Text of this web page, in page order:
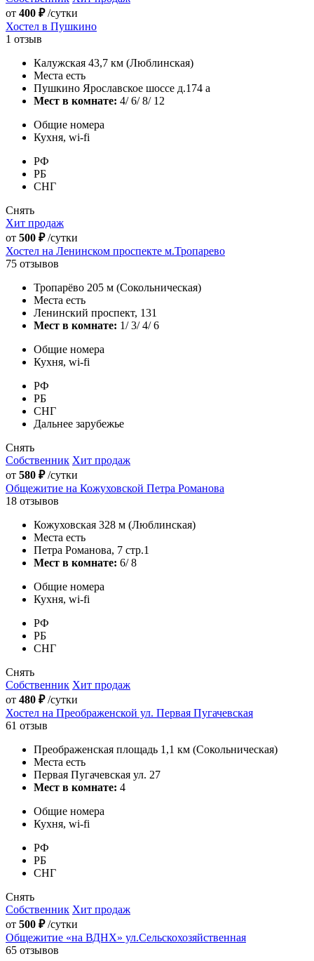
от 400 ₽/сутки
Хостел в Пушкино
1 отзыв
Калужская 43,7 км (Люблинская)
Места есть
Пушкино Ярославское шоссе д.174 а
Мест в комнате: 4/ 6/ 8/ 12
Общие номера
Кухня, wi-fi
РФ
РБ
СНГ
Снять
Хит продаж
от 500 ₽/сутки
Хостел на Ленинском проспекте м.Тропарево
75 отзывов
Тропарёво 205 м (Сокольническая)
Места есть
Ленинский проспект, 131
Мест в комнате: 1/ 3/ 4/ 6
Общие номера
Кухня, wi-fi
РФ
РБ
СНГ
Дальнее зарубежье
Снять
Собственник Хит продаж
от 580 ₽/сутки
Общежитие на Кожуховской Петра Романова
18 отзывов
Кожуховская 328 м (Люблинская)
Места есть
Петра Романова, 7 стр.1
Мест в комнате: 6/ 8
Общие номера
Кухня, wi-fi
РФ
РБ
СНГ
Снять
Собственник Хит продаж
от 480 ₽/сутки
Хостел на Преображенской ул. Первая Пугачевская
61 отзыв
Преображенская площадь 1,1 км (Сокольническая)
Места есть
Первая Пугачевская ул. 27
Мест в комнате: 4
Общие номера
Кухня, wi-fi
РФ
РБ
СНГ
Снять
Собственник Хит продаж
от 500 ₽/сутки
Общежитие «на ВДНХ» ул.Сельскохозяйственная
65 отзывов